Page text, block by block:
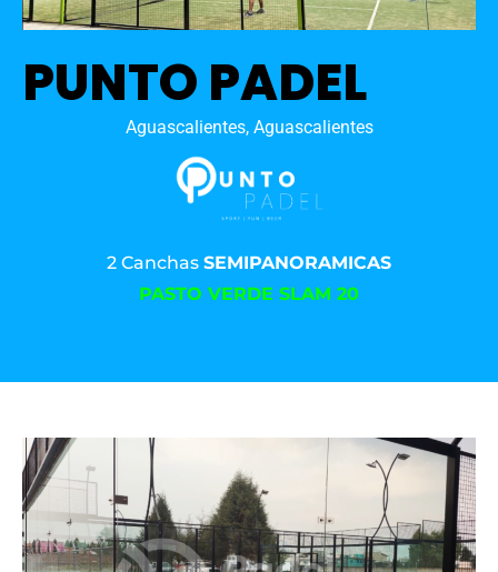
PUNTO PADEL
Aguascalientes, Aguascalientes
2 Canchas SEMIPANORAMICAS
PASTO VERDE SLAM 20